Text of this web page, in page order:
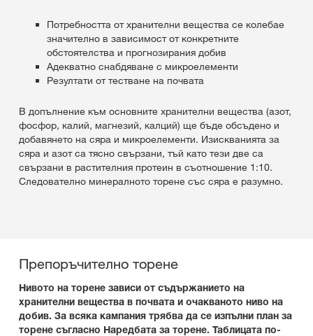
Потребността от хранителни вещества се колебае
значително в зависимост от конкретните
обстоятелства и прогнозирания добив
Адекватно снабдяване с микроелементи
Резултати от тестване на почвата
В допълнение към основните хранителни вещества (азот,
фосфор, калий, магнезий, калций) ще бъде обсъдено и
добавянето на сяра и микроелементи. Изискванията за
сяра и азот са тясно свързани, тъй като тези две са
свързани в растителния протеин в съотношение 1:10.
Следователно минералното торене със сяра е разумно.
Препоръчително торене
Нивото на торене зависи от съдържанието на
хранителни вещества в почвата и очакваното ниво на
добив. За всяка кампания трябва да се изпълни план за
торене съгласно Наредбата за торене. Таблицата по-